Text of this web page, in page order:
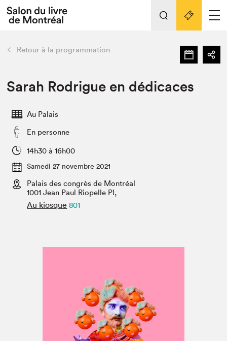
Espace exposant⋅e⋅s
Espace enseignant·e·s
L'événement
Préparer sa visite au Salon
Actualités
SLM PRO
retour Nos activités
Préparer sa visite
Salon au Palais
Projets partenaires
Liens pratiques
Retour à la programmation
Sarah Rodrigue en dédicaces
Au Palais
En personne
14h30 à 16h00
Samedi 27 novembre 2021
Palais des congrès de Montréal
1001 Jean Paul Riopelle Pl,
Au kiosque 801